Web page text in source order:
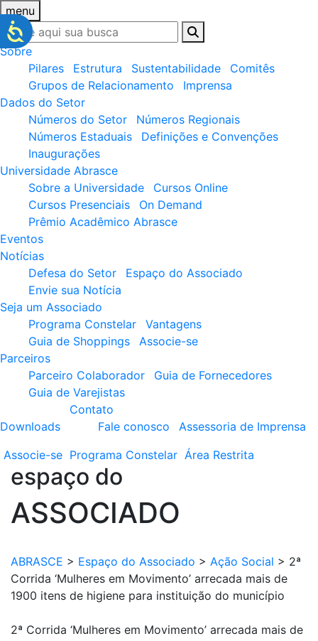
menu
Sobre
Pilares
Estrutura Sustentabilidade
Comitês
Grupos de Relacionamento
Imprensa
Dados do Setor
Números do Setor
Números Regionais
Números Estaduais
Definições e Convenções
Inaugurações
Universidade Abrasce
Sobre a Universidade
Cursos Online
Cursos Presenciais
On Demand
Prêmio Acadêmico Abrasce
Eventos
Notícias
Defesa do Setor
Espaço do Associado
Envie sua Notícia
Seja um Associado
Programa Constelar
Vantagens
Guia de Shoppings
Associe-se
Parceiros
Parceiro Colaborador
Guia de Fornecedores
Guia de Varejistas
Downloads
Contato
Fale conosco
Assessoria de Imprensa
Associe-se Programa Constelar Área Restrita
espaço do
ASSOCIADO
ABRASCE > Espaço do Associado > Ação Social > 2ª
Corrida ‘Mulheres em Movimento’ arrecada mais de
1900 itens de higiene para instituição do município
2ª Corrida ‘Mulheres em Movimento’ arrecada mais de